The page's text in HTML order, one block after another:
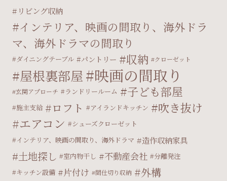
リビング収納
インテリア、映画の間取り、海外ドラ
マ、海外ドラマの間取り
ダイニングテーブル パントリー 収納 クローゼット
屋根裏部屋 映画の間取り
玄関アプローチ ランドリールーム 子ども部屋
施主支給 ロフト アイランドキッチン 吹き抜け
エアコン
シューズクローゼット
インテリア、映画の間取り、海外ドラマ
造作収納家具
土地探し 室内物干し 不動産会社
分離発注
キッチン設備
片付け 間仕切り収納 外構